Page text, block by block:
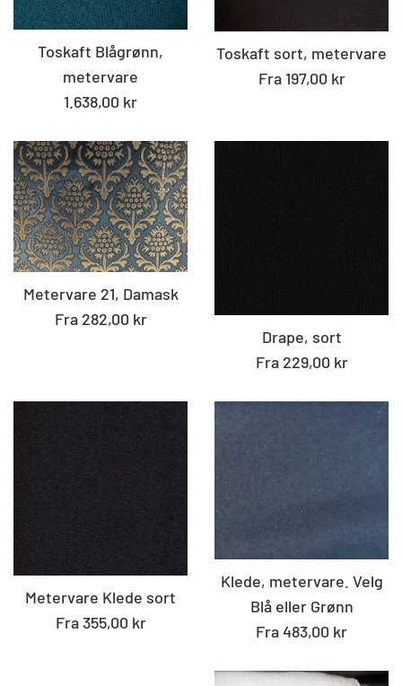
Toskaft Blågrønn,
metervare
Standard
1.638,00 kr
Toskaft sort, metervare
Fra 197,00 kr
Metervare 21, Damask
Fra 282,00 kr
Drape, sort
Fra 229,00 kr
Metervare Klede sort
Fra 355,00 kr
Klede, metervare. Velg
Blå eller Grønn
Fra 483,00 kr